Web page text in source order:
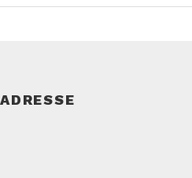
ADRESSE